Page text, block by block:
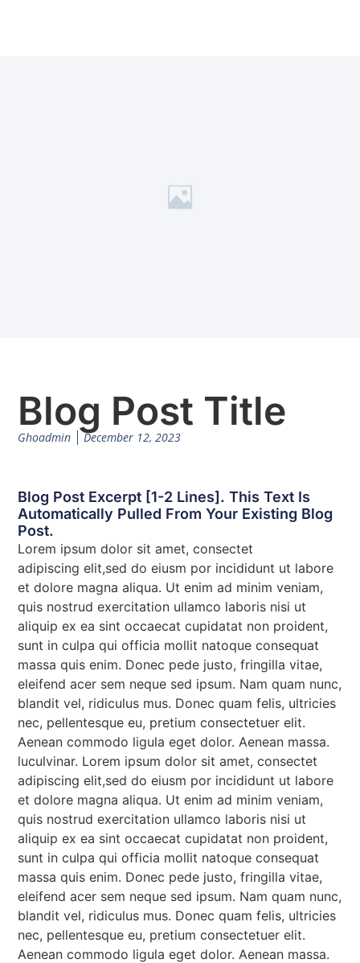
Blog Post Title
Ghoadmin December 12, 2023
Blog Post Excerpt [1-2 Lines]. This Text Is
Automatically Pulled From Your Existing Blog
Post.
Lorem ipsum dolor sit amet, consectet
adipiscing elit,sed do eiusm por incididunt ut labore
et dolore magna aliqua. Ut enim ad minim veniam,
quis nostrud exercitation ullamco laboris nisi ut
aliquip ex ea sint occaecat cupidatat non proident,
sunt in culpa qui officia mollit natoque consequat
massa quis enim. Donec pede justo, fringilla vitae,
eleifend acer sem neque sed ipsum. Nam quam nunc,
blandit vel, ridiculus mus. Donec quam felis, ultricies
nec, pellentesque eu, pretium consectetuer elit.
Aenean commodo ligula eget dolor. Aenean massa.
luculvinar. Lorem ipsum dolor sit amet, consectet
adipiscing elit,sed do eiusm por incididunt ut labore
et dolore magna aliqua. Ut enim ad minim veniam,
quis nostrud exercitation ullamco laboris nisi ut
aliquip ex ea sint occaecat cupidatat non proident,
sunt in culpa qui officia mollit natoque consequat
massa quis enim. Donec pede justo, fringilla vitae,
eleifend acer sem neque sed ipsum. Nam quam nunc,
blandit vel, ridiculus mus. Donec quam felis, ultricies
nec, pellentesque eu, pretium consectetuer elit.
Aenean commodo ligula eget dolor. Aenean massa.